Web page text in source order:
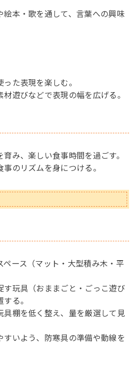
絵本・歌を通して、言葉への興味
た表現を楽しむ。
遊びなどで表現の幅を広げる。
み、楽しい食事時間を過ごす。
のリズムを身につける。
ース（マット・大型積み木・平
す玩具（おままごと・ごっこ遊び
る。
具棚を低く整え、量を厳選して見
すいよう、防寒具の準備や動線を